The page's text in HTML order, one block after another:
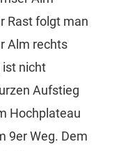
Rast folgt man
Alm rechts
ist nicht
Aufstieg
Hochplateau
9er Weg. Dem